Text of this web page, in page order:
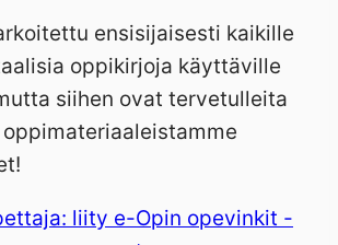
ensisijaisesti kaikille
oppikirjoja käyttäville
siihen ovat tervetulleita
liity e-Opin opevinkit -